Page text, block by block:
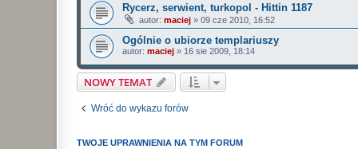
Rycerz, serwient, turkopol - Hittin 1187
autor: maciej » 09 cze 2010, 16:52
Ogólnie o ubiorze templariuszy
autor: maciej » 16 sie 2009, 18:14
NOWY TEMAT
Wróć do wykazu forów
TWOJE UPRAWNIENIA NA TYM FORUM